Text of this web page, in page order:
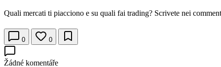
Quali mercati ti piacciono e su quali fai trading? Scrivete nei
0 0
Žádné komentáře